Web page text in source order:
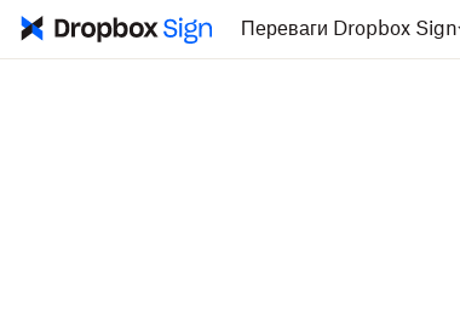
Переваги Dropbox Sign